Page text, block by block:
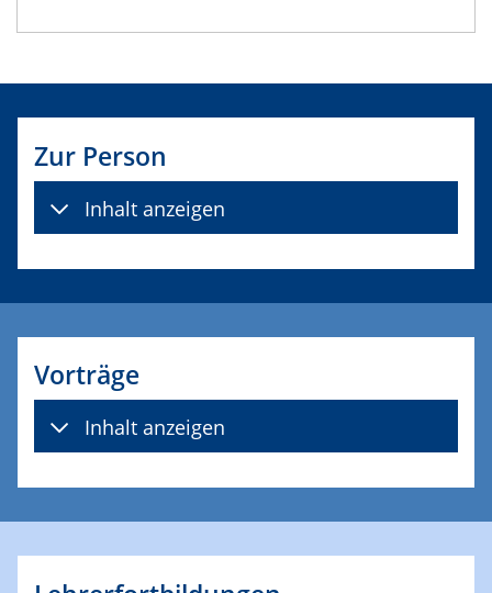
Zur Person
Inhalt anzeigen
Vorträge
Inhalt anzeigen